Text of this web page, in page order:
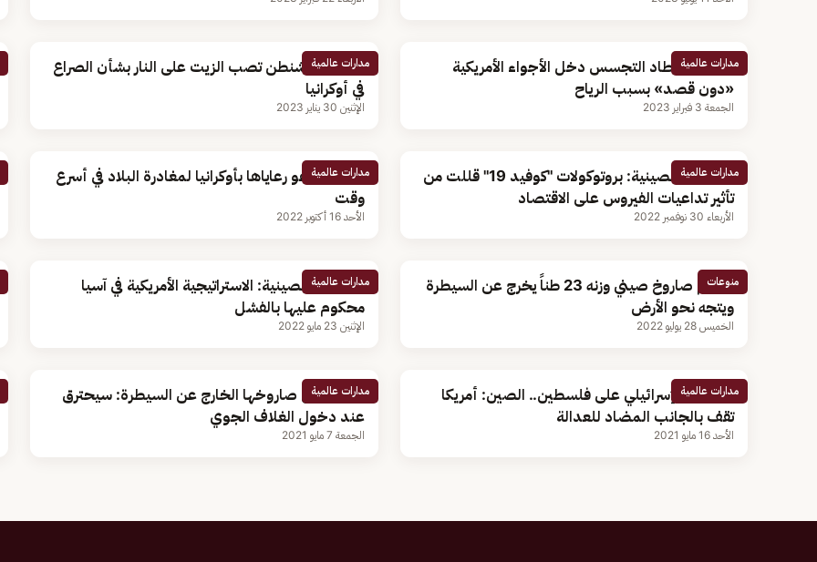
مدارات عالمية
الصين: منطاد التجسس دخل الأجواء الأمريكية
«دون قصد» بسبب الرياح
الجمعة 3 فبراير 2023
مدارات عالمية
الصين: واشنطن تصب الزيت على النار بشأن الصراع
في أوكرانيا
الإثنين 30 يناير 2023
مدارات عالمية
الخارجية الصينية: بروتوكولات "كوفيد 19" قللت من
تأثير تداعيات الفيروس على الاقتصاد
الأربعاء 30 نوفمبر 2022
مدارات عالمية
الصين تدعو رعاياها بأوكرانيا لمغادرة البلاد في أسرع
وقت
الأحد 16 أكتوبر 2022
منوعات
حطام صاروخ صيني وزنه 23 طناً يخرج عن السيطرة
ويتجه نحو الأرض
الخميس 28 يوليو 2022
مدارات عالمية
الخارجية الصينية: الاستراتيجية الأمريكية في آسيا
محكوم عليها بالفشل
الإثنين 23 مايو 2022
مدارات عالمية
العدوان الإسرائيلي على فلسطين.. الصين: أمريكا
تقف بالجانب المضاد للعدالة
الأحد 16 مايو 2021
مدارات عالمية
الصين عن صاروخها الخارج عن السيطرة: سيحترق
عند دخول الغلاف الجوي
الجمعة 7 مايو 2021